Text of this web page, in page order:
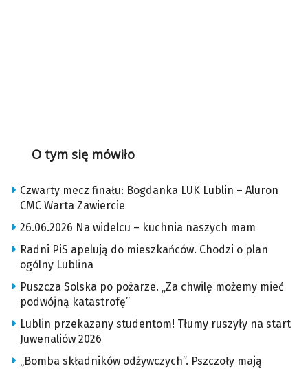
O tym się mówiło
Czwarty mecz finału: Bogdanka LUK Lublin – Aluron
CMC Warta Zawiercie
26.06.2026 Na widelcu – kuchnia naszych mam
Radni PiS apelują do mieszkańców. Chodzi o plan
ogólny Lublina
Puszcza Solska po pożarze. „Za chwilę możemy mieć
podwójną katastrofę”
Lublin przekazany studentom! Tłumy ruszyły na start
Juwenaliów 2026
„Bomba składników odżywczych”. Pszczoły mają